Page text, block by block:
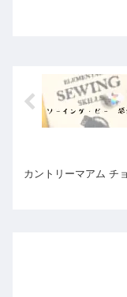
カントリーマアム チ